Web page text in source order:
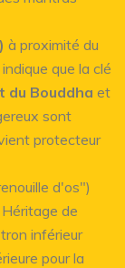
à proximité du
indique que la clé
du Bouddha et
sont
protecteur
d'os")
de
inférieur
pour la